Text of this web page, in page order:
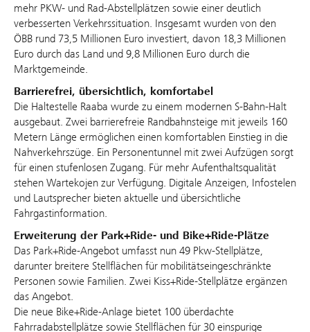
mehr PKW- und Rad-Abstellplätzen sowie einer deutlich
verbesserten Verkehrssituation. Insgesamt wurden von den
ÖBB rund 73,5 Millionen Euro investiert, davon 18,3 Millionen
Euro durch das Land und 9,8 Millionen Euro durch die
Marktgemeinde.
Barrierefrei, übersichtlich, komfortabel
Die Haltestelle Raaba wurde zu einem modernen S-Bahn-Halt
ausgebaut. Zwei barrierefreie Randbahnsteige mit jeweils 160
Metern Länge ermöglichen einen komfortablen Einstieg in die
Nahverkehrszüge. Ein Personentunnel mit zwei Aufzügen sorgt
für einen stufenlosen Zugang. Für mehr Aufenthaltsqualität
stehen Wartekojen zur Verfügung. Digitale Anzeigen, Infostelen
und Lautsprecher bieten aktuelle und übersichtliche
Fahrgastinformation.
Erweiterung der Park+Ride- und Bike+Ride-Plätze
Das Park+Ride-Angebot umfasst nun 49 Pkw-Stellplätze,
darunter breitere Stellflächen für mobilitätseingeschränkte
Personen sowie Familien. Zwei Kiss+Ride-Stellplätze ergänzen
das Angebot.
Die neue Bike+Ride-Anlage bietet 100 überdachte
Fahrradabstellplätze sowie Stellflächen für 30 einspurige